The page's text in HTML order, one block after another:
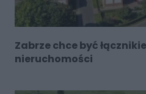
Zabrze chce być
nieruchomości